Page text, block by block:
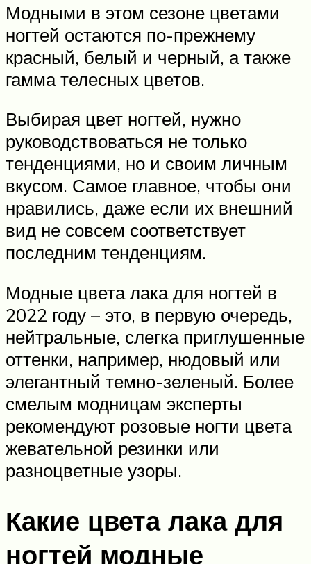
Модными в этом сезоне цветами
ногтей остаются по-прежнему
красный, белый и черный, а также
гамма телесных цветов.
Выбирая цвет ногтей, нужно
руководствоваться не только
тенденциями, но и своим личным
вкусом. Самое главное, чтобы они
нравились, даже если их внешний
вид не совсем соответствует
последним тенденциям.
Модные цвета лака для ногтей в
2022 году – это, в первую очередь,
нейтральные, слегка приглушенные
оттенки, например, нюдовый или
элегантный темно-зеленый. Более
смелым модницам эксперты
рекомендуют розовые ногти цвета
жевательной резинки или
разноцветные узоры.
Какие цвета лака для
ногтей модные